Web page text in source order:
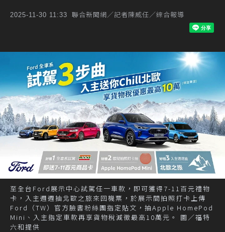
2025-11-30 11:33 聯合新聞網／記者陳威任／綜合報導
至全台Ford展示中心試駕任一車款，即可獲得7-11百元禮物
卡，入主週週抽北歐之旅來回機票，於展示間拍照打卡上傳
Ford（TW）官方臉書粉絲團指定貼文，抽Apple HomePod
Mini、入主指定車款再享貨物稅減徵最高10萬元。 圖／福特
六和提供